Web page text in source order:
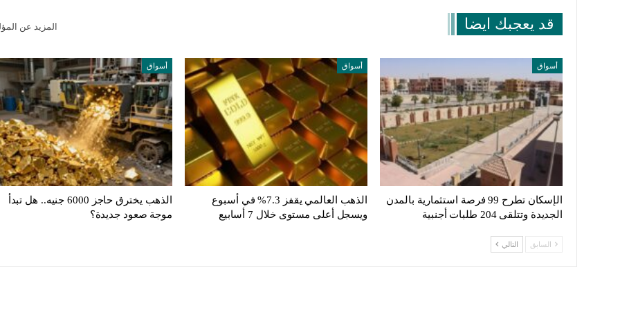
قد يعجبك ايضا المزيد عن
أسواق
الإسكان تطرح 99 فرصة استثمارية بالمدن
الجديدة وتتلقى 204 طلبات أجنبية
أسواق
الذهب العالمي يقفز 7.3% في أسبوع
ويسجل أعلى مستوى خلال 7 أسابيع
أسواق
الذهب يخترق حاجز 6000 جنيه.. هل تبدأ
موجة صعود جديدة؟
السابق التالي